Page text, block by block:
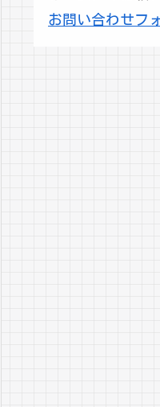
お問い合わせフ